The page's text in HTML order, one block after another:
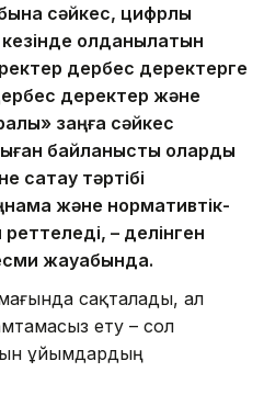
сәйкес, цифрлық
қолданылатын
дербес деректерге
деректер және
заңға сәйкес
байланысты оларды
сақтау тәртібі
және нормативтік-
реттеледі, – делінген
жауабында.
сақталады, ал
ету – сол
ұйымдардың